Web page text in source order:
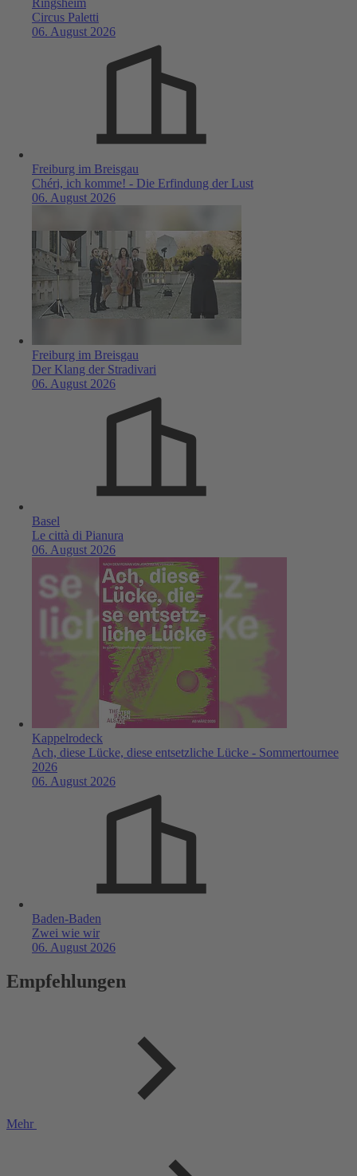
Circus Paletti
06. August 2026
Freiburg im Breisgau
Chéri, ich komme! - Die Erfindung der Lust
06. August 2026
Freiburg im Breisgau
Der Klang der Stradivari
06. August 2026
Basel
Le città di Pianura
06. August 2026
Kappelrodeck
Ach, diese Lücke, diese entsetzliche Lücke - Sommertournee
2026
06. August 2026
Baden-Baden
Zwei wie wir
06. August 2026
Empfehlungen
Mehr